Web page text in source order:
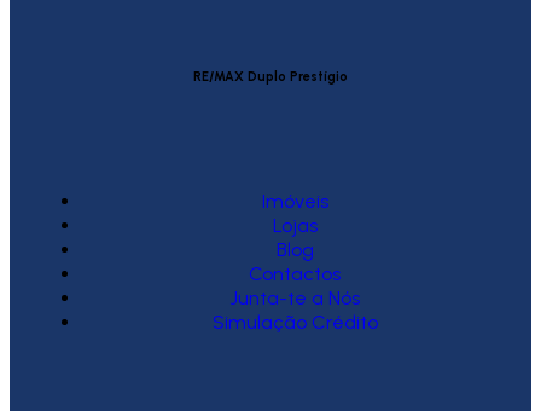
RE/MAX Duplo Prestígio
Imóveis
Lojas
Blog
Contactos
Junta-te a Nós
Simulação Crédito